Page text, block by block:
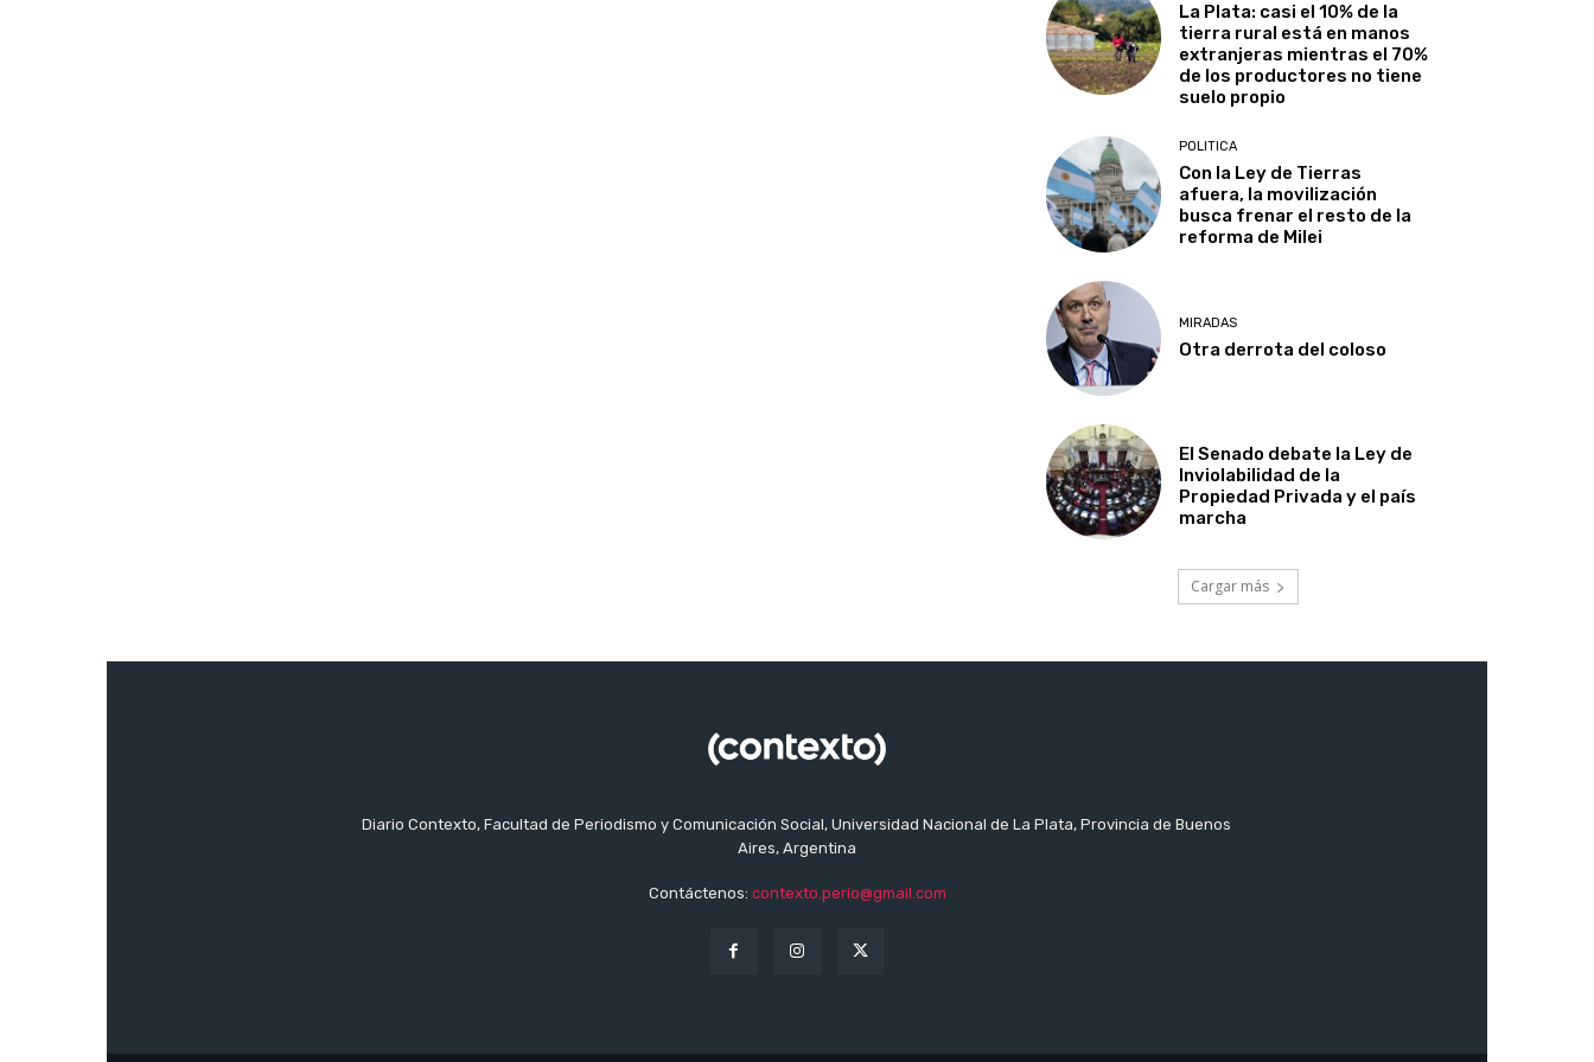
La Plata: casi el 10% de la
tierra rural está en manos
extranjeras mientras el 70%
de los productores no tiene
suelo propio
POLITICA
Con la Ley de Tierras
afuera, la movilización
busca frenar el resto de la
reforma de Milei
MIRADAS
Otra derrota del coloso
El Senado debate la Ley de
Inviolabilidad de la
Propiedad Privada y el país
marcha
Cargar más
Diario Contexto, Facultad de Periodismo y Comunicación Social, Universidad Nacional de La Plata, Provincia de Buenos
Aires, Argentina
Contáctenos: contexto.perio@gmail.com